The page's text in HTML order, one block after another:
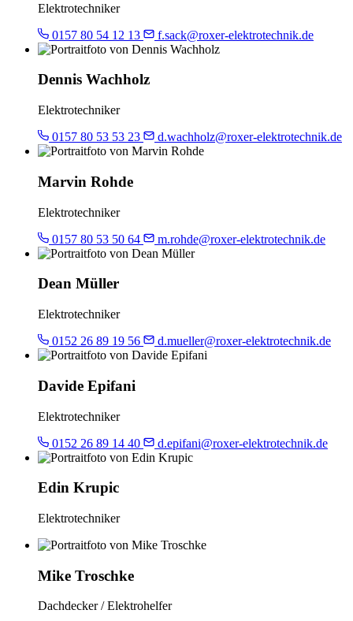
Elektrotechniker
0157 80 54 12 13
f.sack@roxer-elektrotechnik.de
Dennis Wachholz
Elektrotechniker
0157 80 53 53 23
d.wachholz@roxer-elektrotechnik.de
Marvin Rohde
Elektrotechniker
0157 80 53 50 64
m.rohde@roxer-elektrotechnik.de
Dean Müller
Elektrotechniker
0152 26 89 19 56
d.mueller@roxer-elektrotechnik.de
Davide Epifani
Elektrotechniker
0152 26 89 14 40
d.epifani@roxer-elektrotechnik.de
Edin Krupic
Elektrotechniker
Mike Troschke
Dachdecker / Elektrohelfer